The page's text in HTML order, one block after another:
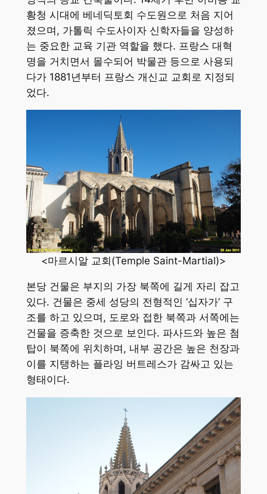
황청 시대에 베네딕토회 수도원으로 처음 지어
졌으며, 가톨릭 수도사이자 신학자들을 양성하
는 중요한 교육 기관 역할을 했다. 프랑스 대혁
명을 거치면서 몰수되어 박물관 등으로 사용되
다가 1881년부터 프랑스 개신교 교회로 지정되
었다.
<마르시알 교회(Temple Saint-Martial)>
본당 건물은 부지의 가장 북쪽에 길게 자리 잡고
있다. 건물은 중세 성당의 전형적인 ‘십자가’ 구
조를 하고 있으며, 도로와 접한 북쪽과 서쪽에는
건물을 증축한 것으로 보인다. 파사드와 높은 첨
탑이 북쪽에 위치하며, 내부 공간은 높은 천장과
이를 지탱하는 플라잉 버트레스가 감싸고 있는
형태이다.